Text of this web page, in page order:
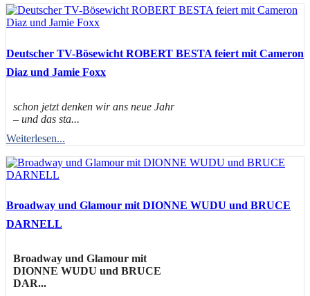
Deutscher TV-Bösewicht ROBERT BESTA feiert mit Cameron
Diaz und Jamie Foxx
schon jetzt denken wir ans neue Jahr
– und das sta...
Weiterlesen...
Broadway und Glamour mit DIONNE WUDU und BRUCE
DARNELL
Broadway und Glamour mit
DIONNE WUDU und BRUCE
DAR...